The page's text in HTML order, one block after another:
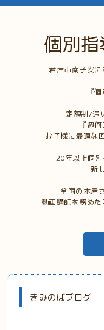
個別
君津市南子安に
『
定額制/通
『週
お子様に最適な
20年以上個
新
全国の本屋
動画講師を務めた
きみのばブログ